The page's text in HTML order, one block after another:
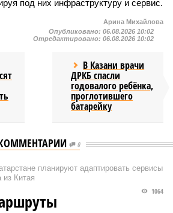
под них инфраструктуру и сервис.
Арина Михайлова
Опубликовано: 06.08.2026 10:02
Отредактировано: 06.08.2026 10:02
В Казани врачи
ДРКБ спасли
годовалого ребёнка,
проглотившего
батарейку
0
планируют адаптировать сервисы
из Китая
1064